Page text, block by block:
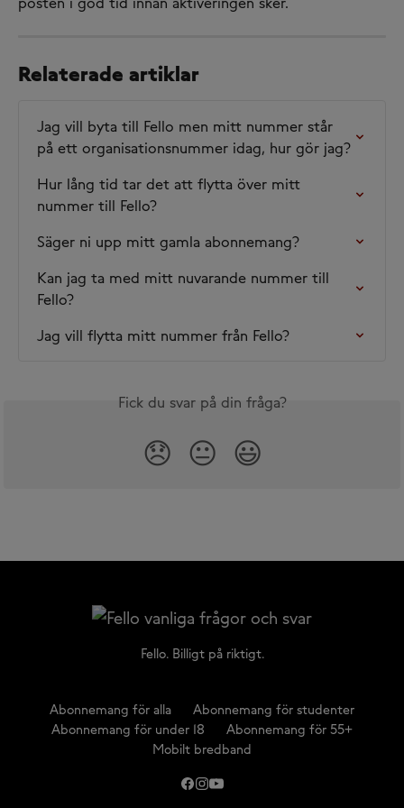
Relaterade artiklar
Jag vill byta till Fello men mitt nummer står
på ett organisationsnummer idag, hur gör jag?
Hur lång tid tar det att flytta över mitt
nummer till Fello?
Säger ni upp mitt gamla abonnemang?
Kan jag ta med mitt nuvarande nummer till
Fello?
Jag vill flytta mitt nummer från Fello?
Fick du svar på din fråga?
😞 😐 😃
Fello. Billigt på riktigt.
Abonnemang för alla
Abonnemang för studenter
Abonnemang för under 18
Abonnemang för 55+
Mobilt bredband